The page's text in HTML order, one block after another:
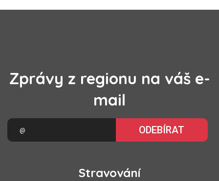
Zprávy z regionu na váš e-
mail
ODEBÍRAT
Stravování